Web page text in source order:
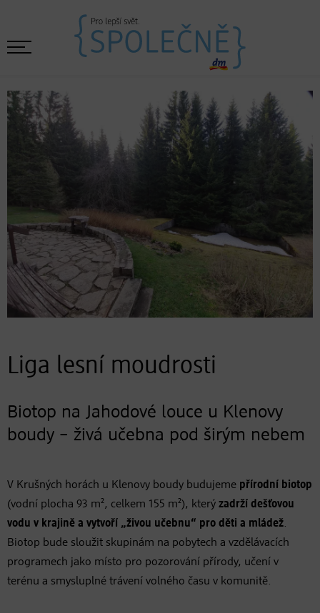
Liga lesní moudrosti
Biotop na Jahodové louce u Klenovy
boudy – živá učebna pod širým nebem
V Krušných horách u Klenovy boudy budujeme přírodní biotop
(vodní plocha 93 m², celkem 155 m²), který zadrží dešťovou
vodu v krajině a vytvoří „živou učebnu“ pro děti a mládež.
Biotop bude sloužit skupinám na pobytech a vzdělávacích
programech jako místo pro pozorování přírody, učení v
terénu a smysluplné trávení volného času v komunitě.